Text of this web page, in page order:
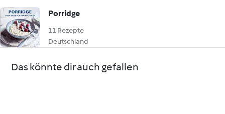
Porridge
11 Rezepte
Deutschland
Das könnte dir auch gefallen